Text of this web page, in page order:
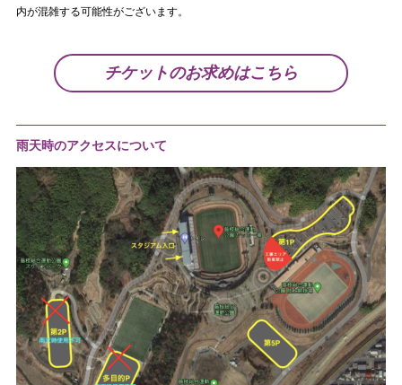
内が混雑する可能性がございます。
チケットのお求めはこちら
雨天時のアクセスについて